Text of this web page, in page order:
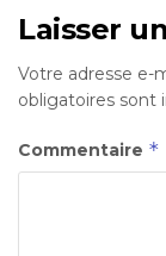
Laisser
Votre adresse e-
obligatoires sont
Commentaire *